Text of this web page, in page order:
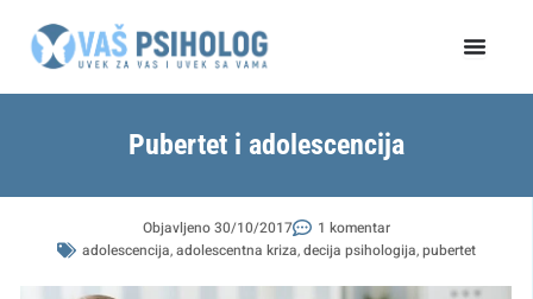
Pubertet i adolescencija
Objavljeno30/10/2017
1 komentar
adolescencija,adolescentna kriza,decija psihologija,pubertet